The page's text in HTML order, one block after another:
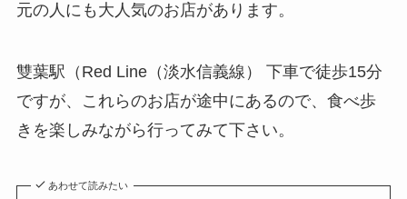
元の人にも大人気のお店があります。
雙葉駅（Red Line（淡水信義線） 下車で徒歩15分
ですが、これらのお店が途中にあるので、食べ歩
きを楽しみながら行ってみて下さい。
あわせて読みたい